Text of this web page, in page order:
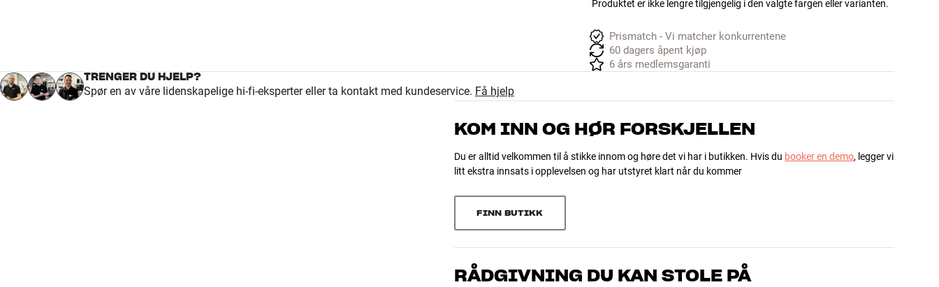
Produktet er ikke lengre tilgjengelig i den valgte fargen eller varianten.
Prismatch - Vi matcher konkurrentene
60 dagers åpent kjøp
6 års medlemsgaranti
TRENGER DU HJELP?
Spør en av våre lidenskapelige hi-fi-eksperter eller ta kontakt med kundeservice. Få hjelp
KOM INN OG HØR FORSKJELLEN
Du er alltid velkommen til å stikke innom og høre det vi har i butikken. Hvis du booker en demo, legger vi
litt ekstra innsats i opplevelsen og har utstyret klart når du kommer
FINN BUTIKK
RÅDGIVNING DU KAN STOLE PÅ